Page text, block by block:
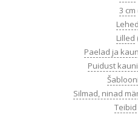
3 cm
Lehed
Lilled
Paelad ja
Puidust
Silmad, ninad
Teibid